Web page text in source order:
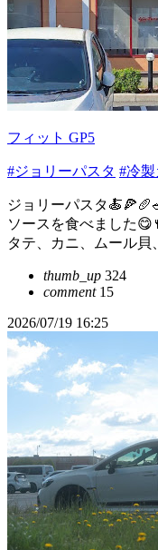
フィット GP5
#ジョリーパスタ #冷
ジョリーパスタ
ソースを食べました
タテ、カニ、ムール貝
thumb_up 324
comment15
2026/07/19 16:25